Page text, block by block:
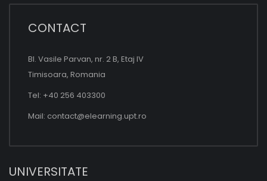
CONTACT
Bl. Vasile Parvan, nr. 2 B, Etaj IV
Timisoara, Romania
Tel: +40 256 403300
Mail: contact@elearning.upt.ro
UNIVERSITATE